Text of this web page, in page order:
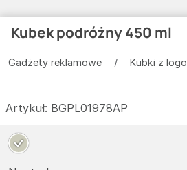
Kubek podróżny 450 ml
Gadżety reklamowe Kubki z logo
Artykuł: BGPL01978AP